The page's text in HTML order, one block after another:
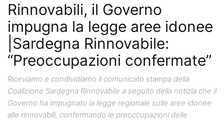
Rinnovabili, il Governo
impugna la legge aree idonee
|Sardegna Rinnovabile:
“Preoccupazioni confermate”
Riceviamo e condividiamo il comunicato stampa della
Coalizione Sardegna Rinnovabile a seguito della notizia che il
Governo ha impugnato la legge regionale sulle aree idonee
alle rinnovabili, confermando le preoccupazioni delle